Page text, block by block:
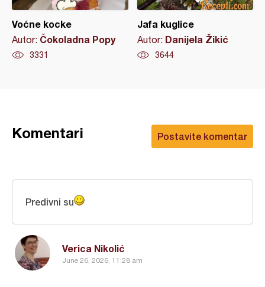
Voćne kocke
Autor: Čokoladna Popy
3331
Jafa kuglice
Autor: Danijela Žikić
3644
Postavite komentar
Komentari
Verica Nikolić
June 26, 2026, 11:28 am
Predivni su